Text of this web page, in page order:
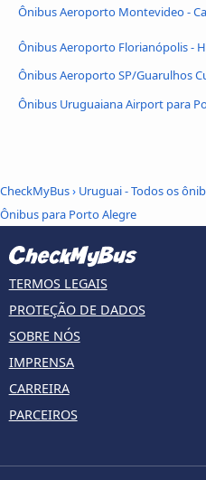
Ônibus Aeroporto Montevideo -
Ônibus Aeroporto Florianópolis -
Ônibus Aeroporto SP/Guarulhos
Ônibus Uruguaiana Airport para
CheckMyBus› Uruguai - Todos os
Ônibus para Porto Alegre
TERMOS LEGAIS
PROTEÇÃO DE DADOS
SOBRE NÓS
IMPRENSA
CARREIRA
PARCEIROS